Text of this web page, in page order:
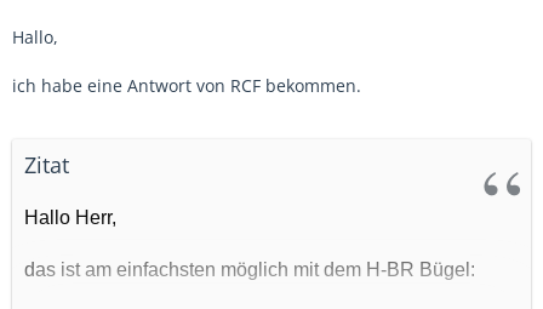
Hallo,
ich habe eine Antwort von RCF bekommen.
Zitat
Hallo Herr,
das ist am einfachsten möglich mit dem H-BR Bügel: